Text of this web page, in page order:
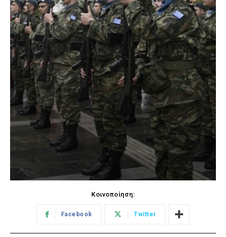
Κοινοποίηση:
Facebook Twitter